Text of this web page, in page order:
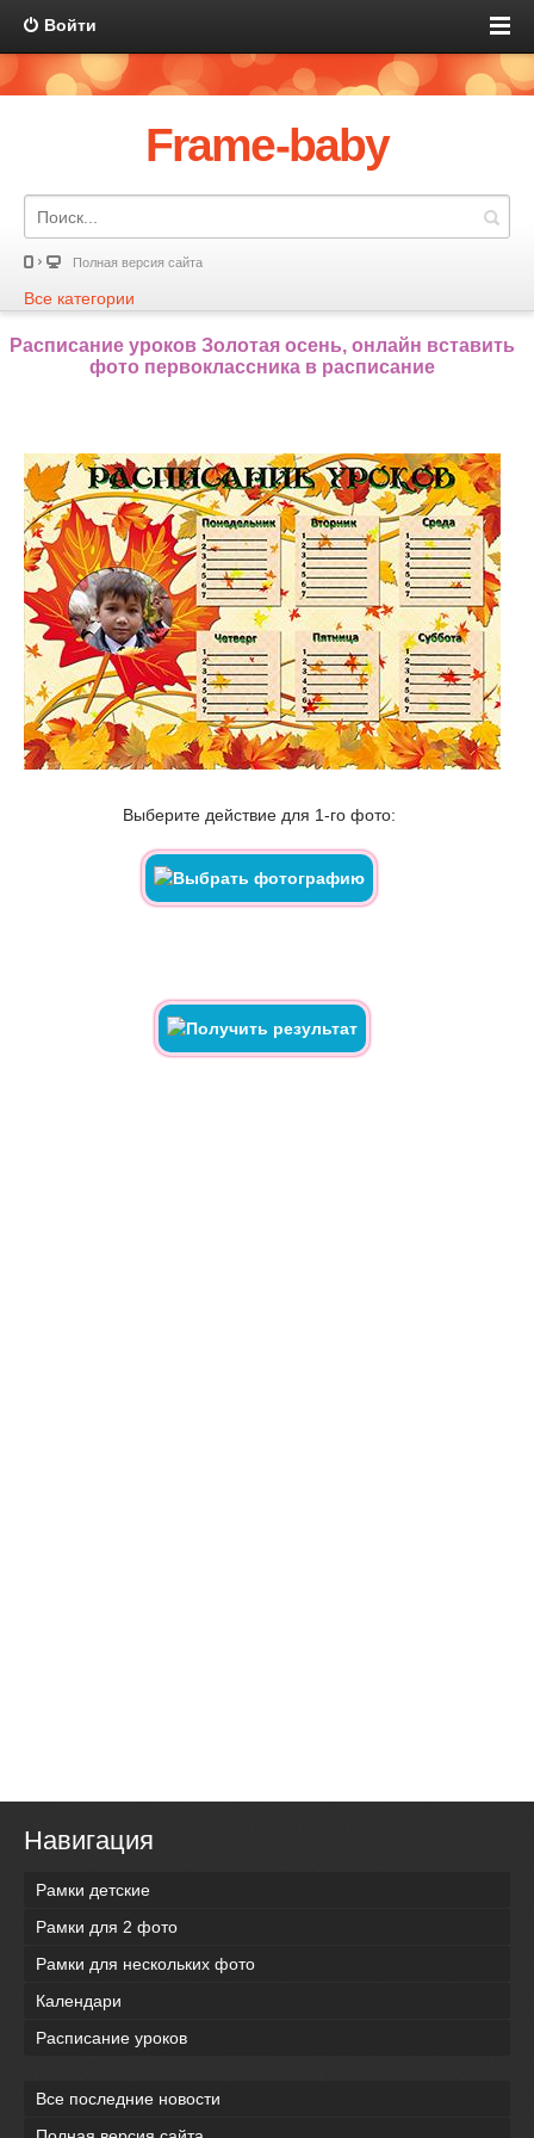
Войти
Frame-baby
Полная версия сайта
Все категории
Расписание уроков Золотая осень, онлайн вставить
фото первоклассника в расписание
Выберите действие для 1-го фото:
Навигация
Рамки детские
Рамки для 2 фото
Рамки для нескольких фото
Календари
Расписание уроков
Все последние новости